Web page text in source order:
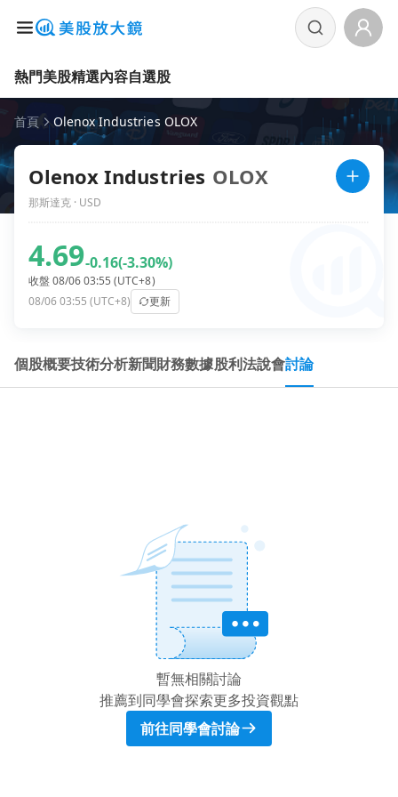
熱門美股精選內容自選股
首頁 Olenox Industries OLOX
Olenox Industries OLOX
那斯達克 · USD
4.69-0.16(-3.30%)
收盤 08/06 03:55 (UTC+8)
08/06 03:55 (UTC+8)
更新
個股概要技術分析新聞財務數據股利法說會討論
暫無相關討論
推薦到同學會探索更多投資觀點
前往同學會討論